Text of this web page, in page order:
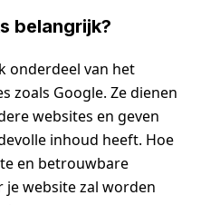
belangrijk?
onderdeel van het
zoals Google. Ze dienen
websites en geven
inhoud heeft. Hoe
en betrouwbare
je website zal worden